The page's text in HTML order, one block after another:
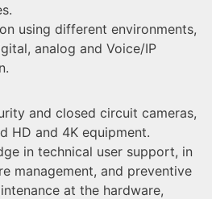
using different environments,
analog and Voice/IP
and closed circuit cameras,
HD and 4K equipment.
in technical user support, in
management, and preventive
at the hardware,